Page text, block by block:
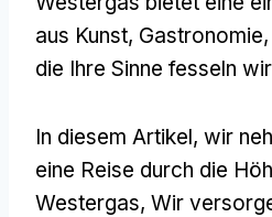
aus Kunst,
die Ihre Sinne fesseln
In diesem Artikel, wir
eine Reise durch die
Westergas, Wir